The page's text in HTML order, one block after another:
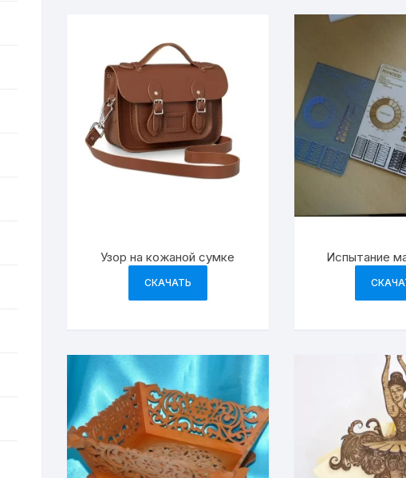
Узор на кожаной сумке
СКАЧАТЬ
Испытание